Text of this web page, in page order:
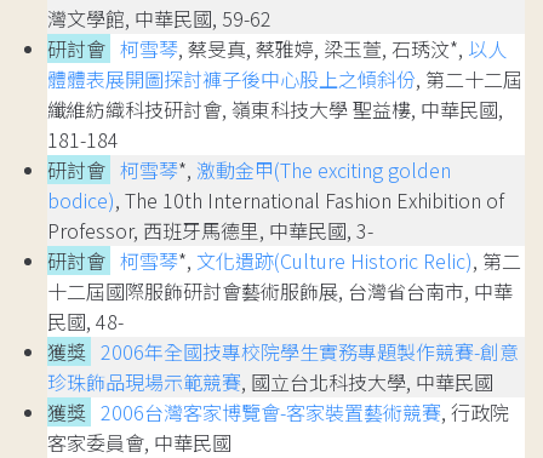
灣文學館, 中華民國, 59-62
研討會 柯雪琴, 蔡旻真, 蔡雅婷, 梁玉萱, 石琇汶*, 以人
體體表展開圖探討褲子後中心股上之傾斜份, 第二十二屆
纖維紡織科技研討會, 嶺東科技大學 聖益樓, 中華民國,
181-184
研討會 柯雪琴*, 激動金甲(The exciting golden
bodice), The 10th International Fashion Exhibition of
Professor, 西班牙馬德里, 中華民國, 3-
研討會 柯雪琴*, 文化遺跡(Culture Historic Relic), 第二
十二屆國際服飾研討會藝術服飾展, 台灣省台南市, 中華
民國, 48-
獲獎 2006年全國技專校院學生實務專題製作競賽-創意
珍珠飾品現場示範競賽, 國立台北科技大學, 中華民國
獲獎 2006台灣客家博覽會-客家裝置藝術競賽, 行政院
客家委員會, 中華民國